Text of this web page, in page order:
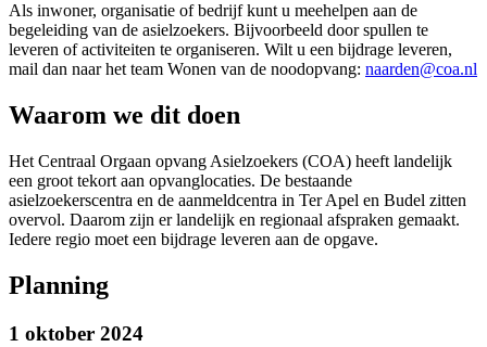
Als inwoner, organisatie of bedrijf kunt u meehelpen aan de
begeleiding van de asielzoekers. Bijvoorbeeld door spullen te
leveren of activiteiten te organiseren. Wilt u een bijdrage leveren,
mail dan naar het team Wonen van de noodopvang: naarden@coa.nl
Waarom we dit doen
Het Centraal Orgaan opvang Asielzoekers (COA) heeft landelijk
een groot tekort aan opvanglocaties. De bestaande
asielzoekerscentra en de aanmeldcentra in Ter Apel en Budel zitten
overvol. Daarom zijn er landelijk en regionaal afspraken gemaakt.
Iedere regio moet een bijdrage leveren aan de opgave.
Planning
1 oktober 2024